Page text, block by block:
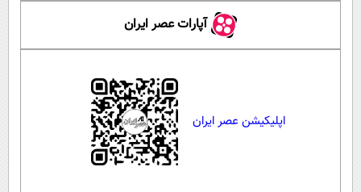
آپارات عصر ایران
اپلیکیشن عصر ایران